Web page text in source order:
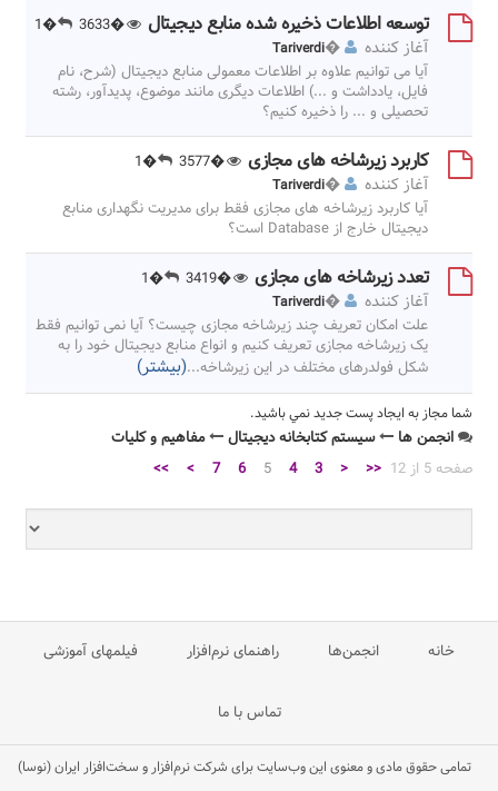
توسعه اطلاعات ذخیره شده منابع دیجیتال �3633
�1
آغاز کننده �
Tariverdi
آیا می توانیم علاوه بر اطلاعات معمولی منابع دیجیتال (شرح، نام
فایل، یادداشت و ...) اطلاعات دیگری مانند موضوع، پدیدآور، رشته
تحصیلی و ... را ذخیره کنیم؟
کاربرد زیرشاخه های مجازی �3577
�1
آغاز کننده �
Tariverdi
آیا کاربرد زیرشاخه های مجازی فقط برای مدیریت نگهداری منابع
دیجیتال خارج از Database است؟
تعدد زیرشاخه های مجازی �3419
�1
آغاز کننده �
Tariverdi
علت امکان تعریف چند زیرشاخه مجازی چیست؟ آیا نمی توانیم فقط
یک زیرشاخه مجازی تعریف کنیم و انواع منابع دیجیتال خود را به
شکل فولدرهای مختلف در این زیرشاخه...(بیشتر)
شما مجاز به ايجاد پست جديد نمي باشيد.
انجمن ها سیستم کتابخانه دیجیتال
مفاهیم و کلیات
صفحه 5 از 12
<<
<
3
4
5
6
7
>
>>
خانه انجمن‌ها راهنمای نرم‌افزار فیلمهای آموزشی
تماس با ما
تمامی حقوق مادی و معنوی این وب‌سایت برای شرکت نرم‌افزار و سخت‌افزار ایران (نوسا)